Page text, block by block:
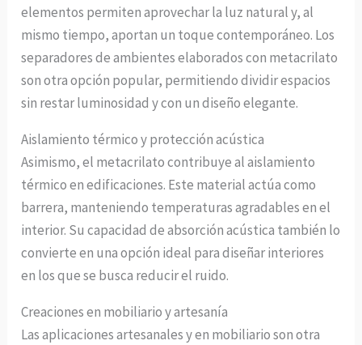
elementos permiten aprovechar la luz natural y, al
mismo tiempo, aportan un toque contemporáneo. Los
separadores de ambientes elaborados con metacrilato
son otra opción popular, permitiendo dividir espacios
sin restar luminosidad y con un diseño elegante.
Aislamiento térmico y protección acústica
Asimismo, el metacrilato contribuye al aislamiento
térmico en edificaciones. Este material actúa como
barrera, manteniendo temperaturas agradables en el
interior. Su capacidad de absorción acústica también lo
convierte en una opción ideal para diseñar interiores
en los que se busca reducir el ruido.
Creaciones en mobiliario y artesanía
Las aplicaciones artesanales y en mobiliario son otra